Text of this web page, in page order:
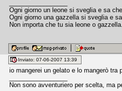
Ogni giorno un leone si sveglia e sa
Ogni giorno una gazzella si sveglia e
Non importa che tu sia leone o
Inviato: 07-06-2007 13:39
io mangerei un gelato e lo mangerò tra
Non sono avventuriero per scelta, ma